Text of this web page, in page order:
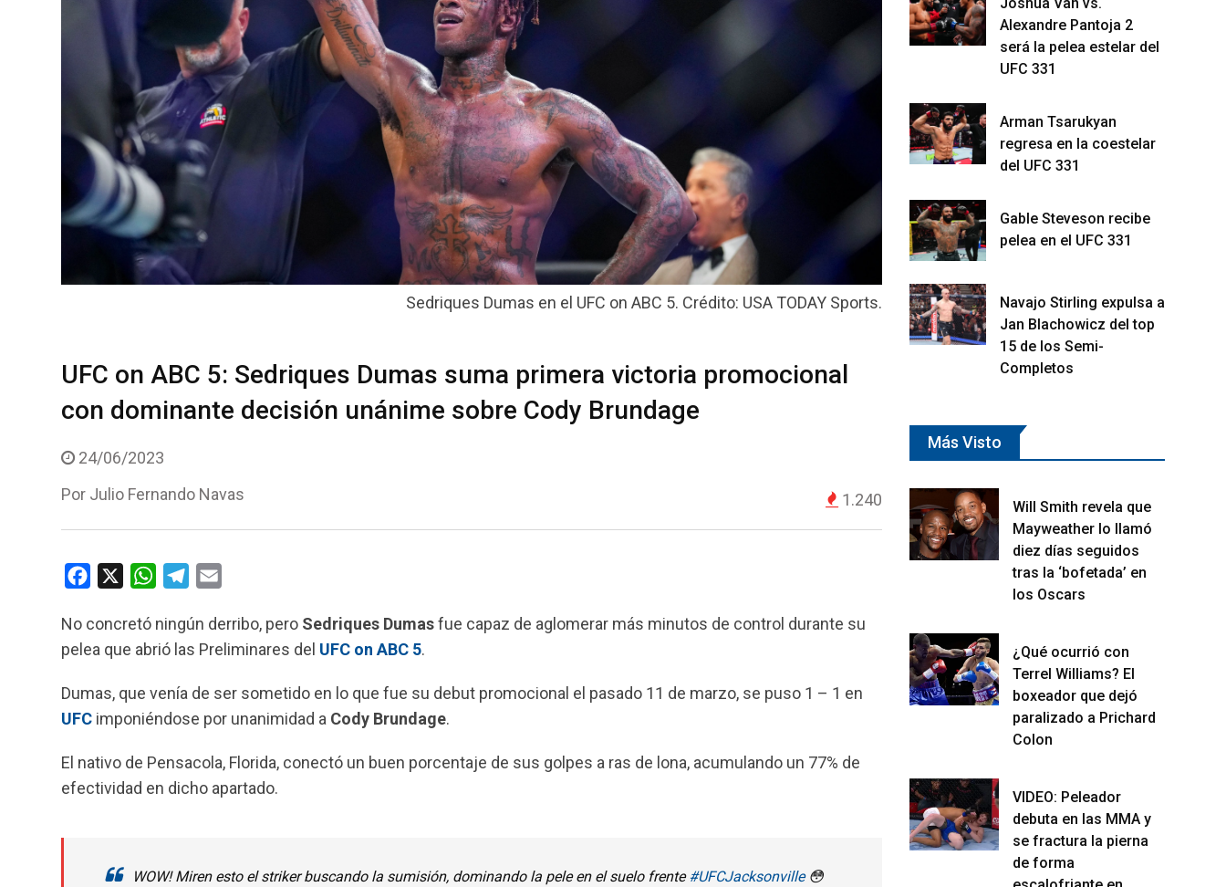
Sedriques Dumas en el UFC on ABC 5. Crédito: USA TODAY Sports.
UFC on ABC 5: Sedriques Dumas suma primera victoria promocional
con dominante decisión unánime sobre Cody Brundage
24/06/2023
Por Julio Fernando Navas 1.240
c
e
o
o
k
W
a
t
A
p
l
e
r
a
a
i
No concretó ningún derribo, pero Sedriques Dumasfue capaz de aglomerar más minutos de control durante su
pelea que abrió las Preliminares del UFC on ABC 5.
Dumas, que venía de ser sometido en lo que fue su debut promocional el pasado 11 de marzo, se puso 1 – 1 en
UFC imponiéndose por unanimidad a Cody Brundage.
El nativo de Pensacola, Florida, conectó un buen porcentaje de sus golpes a ras de lona, acumulando un 77% de
efectividad en dicho apartado.
WOW! Miren esto el striker buscando la sumisión, dominando la pele en el suelo frente#UFCJacksonville😳
Alexandre Pantoja 2
será la pelea estelar del
UFC 331
Arman Tsarukyan
regresa en la coestelar
del UFC 331
Gable Steveson recibe
pelea en el UFC 331
Navajo Stirling expulsa a
Jan Blachowicz del top
15 de los Semi-
Completos
Más Visto
Will Smith revela que
Mayweather lo llamó
diez días seguidos
tras la ‘bofetada’ en
los Oscars
¿Qué ocurrió con
Terrel Williams? El
boxeador que dejó
paralizado a Prichard
Colon
VIDEO: Peleador
debuta en las MMA y
se fractura la pierna
de forma